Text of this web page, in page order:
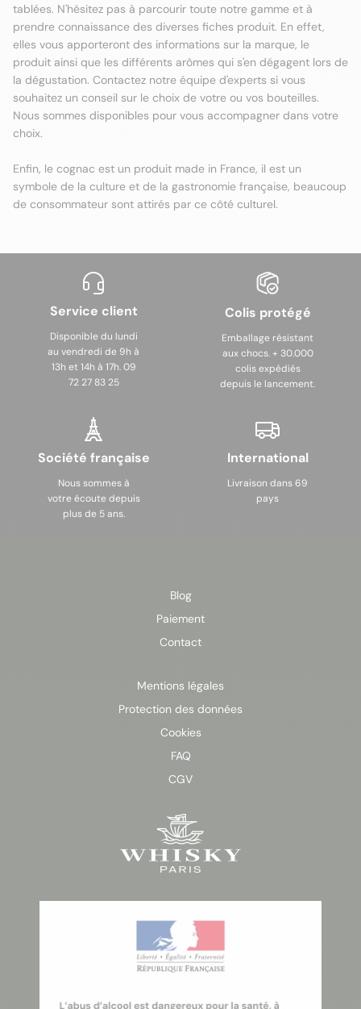
tablées. N'hésitez pas à parcourir toute notre gamme et à
prendre connaissance des diverses fiches produit. En effet,
elles vous apporteront des informations sur la marque, le
produit ainsi que les différents arômes qui s'en dégagent lors de
la dégustation. Contactez notre équipe d'experts si vous
souhaitez un conseil sur le choix de votre ou vos bouteilles.
Nous sommes disponibles pour vous accompagner dans votre
choix.
Enfin, le cognac est un produit made in France, il est un
symbole de la culture et de la gastronomie française, beaucoup
de consommateur sont attirés par ce côté culturel.
Service client
Disponible du lundi
au vendredi de 9h à
13h et 14h à 17h. 09
72 27 83 25
Colis protégé
Emballage résistant
aux chocs. + 30.000
colis expédiés
depuis le lancement.
Société française
Nous sommes à
votre écoute depuis
plus de 5 ans.
International
Livraison dans 69
pays
Blog
Paiement
Contact
Mentions légales
Protection des données
Cookies
FAQ
CGV